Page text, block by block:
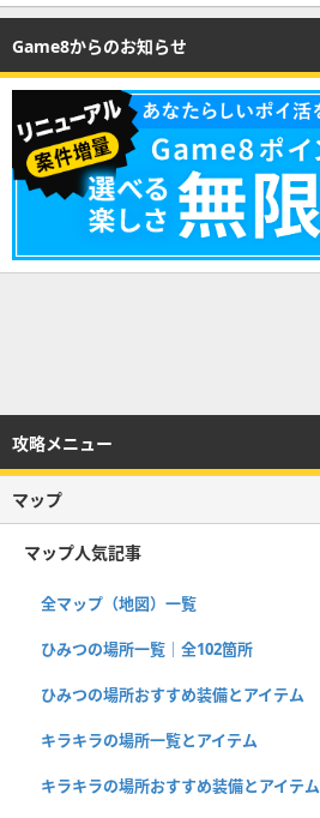
Game8からのお知らせ
攻略メニュー
マップ
マップ人気記事
全マップ（地図）一覧
ひみつの場所一覧｜全102箇所
ひみつの場所おすすめ装備とアイテム
キラキラの場所一覧とアイテム
キラキラの場所おすすめ装備とアイテム